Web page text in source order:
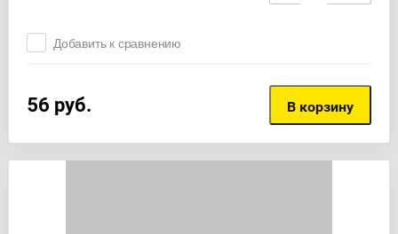
Добавить к сравнению
56 руб. В корзину